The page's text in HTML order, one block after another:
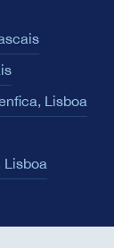
Lisboa
Lisboa